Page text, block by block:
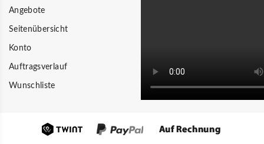
Angebote
Seitenübersicht
Konto
Auftragsverlauf
Wunschliste